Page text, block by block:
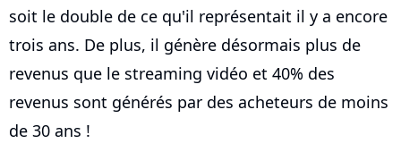
soit le double de ce qu'il représentait il y a encore
trois ans. De plus, il génère désormais plus de
revenus que le streaming vidéo et 40% des
revenus sont générés par des acheteurs de moins
de 30 ans !